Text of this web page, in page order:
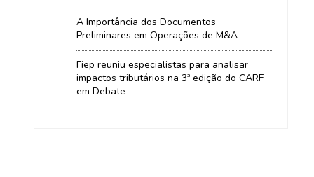
A Importância dos Documentos
Preliminares em Operações de M&A
Fiep reuniu especialistas para analisar
impactos tributários na 3ª edição do CARF
em Debate